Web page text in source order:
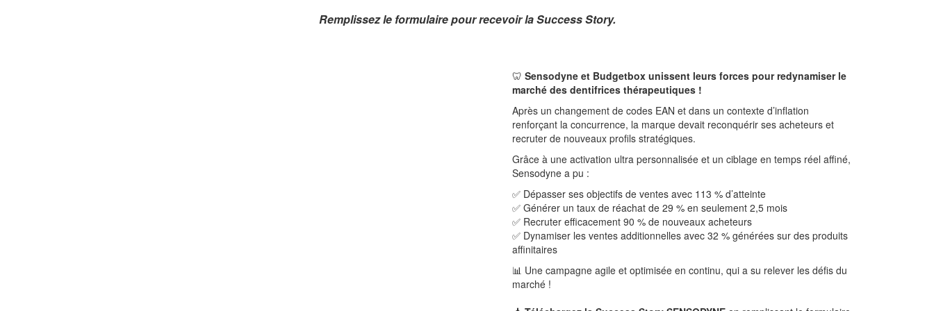
Remplissez le formulaire pour recevoir la Success Story.
🦷 Sensodyne et Budgetbox unissent leurs forces pour redynamiser le
marché des dentifrices thérapeutiques !
Après un changement de codes EAN et dans un contexte d’inflation
renforçant la concurrence, la marque devait reconquérir ses acheteurs et
recruter de nouveaux profils stratégiques.
Grâce à une activation ultra personnalisée et un ciblage en temps réel affiné,
Sensodyne a pu :
✅ Dépasser ses objectifs de ventes avec 113 % d’atteinte
✅ Générer un taux de réachat de 29 % en seulement 2,5 mois
✅ Recruter efficacement 90 % de nouveaux acheteurs
✅ Dynamiser les ventes additionnelles avec 32 % générées sur des produits
affinitaires
📊 Une campagne agile et optimisée en continu, qui a su relever les défis du
marché !